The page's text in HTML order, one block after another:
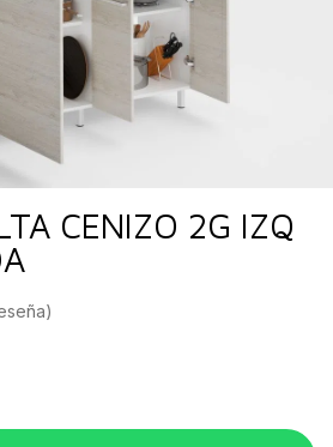
CENIZO 2G IZQ